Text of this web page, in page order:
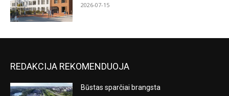
2026-07-15
REDAKCIJA REKOMENDUOJA
Būstas sparčiai brangsta